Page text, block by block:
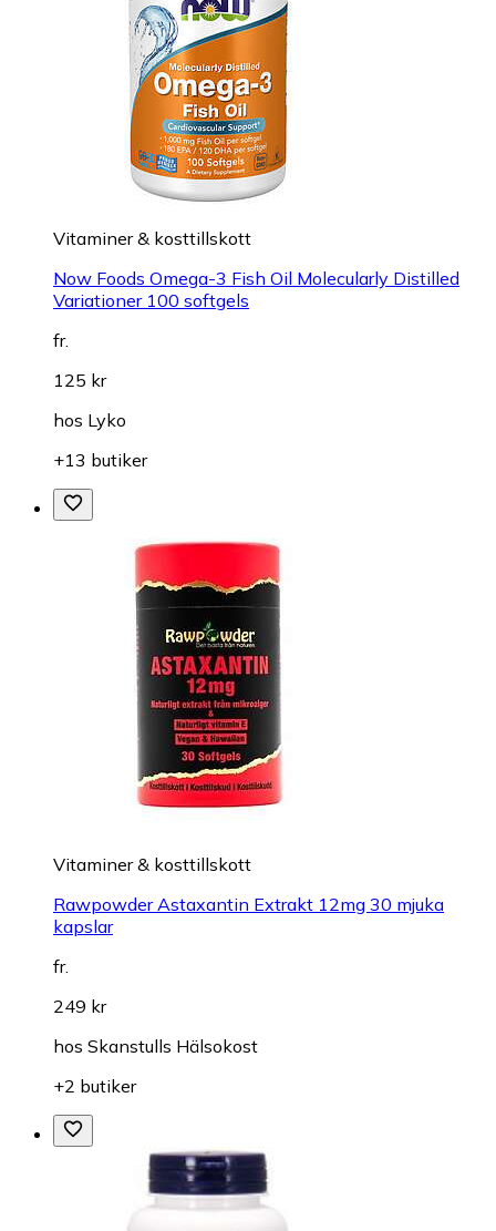
Vitaminer & kosttillskott
Now Foods Omega-3 Fish Oil Molecularly Distilled
Variationer 100 softgels
fr.
125 kr
hos Lyko
+13 butiker
Vitaminer & kosttillskott
Rawpowder Astaxantin Extrakt 12mg 30 mjuka
kapslar
fr.
249 kr
hos Skanstulls Hälsokost
+2 butiker